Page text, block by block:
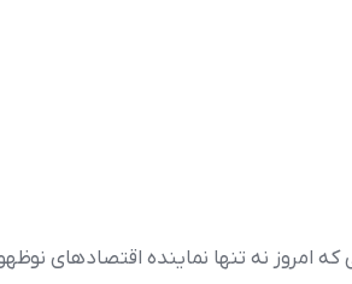
نه تنها نماینده اقتصادهای